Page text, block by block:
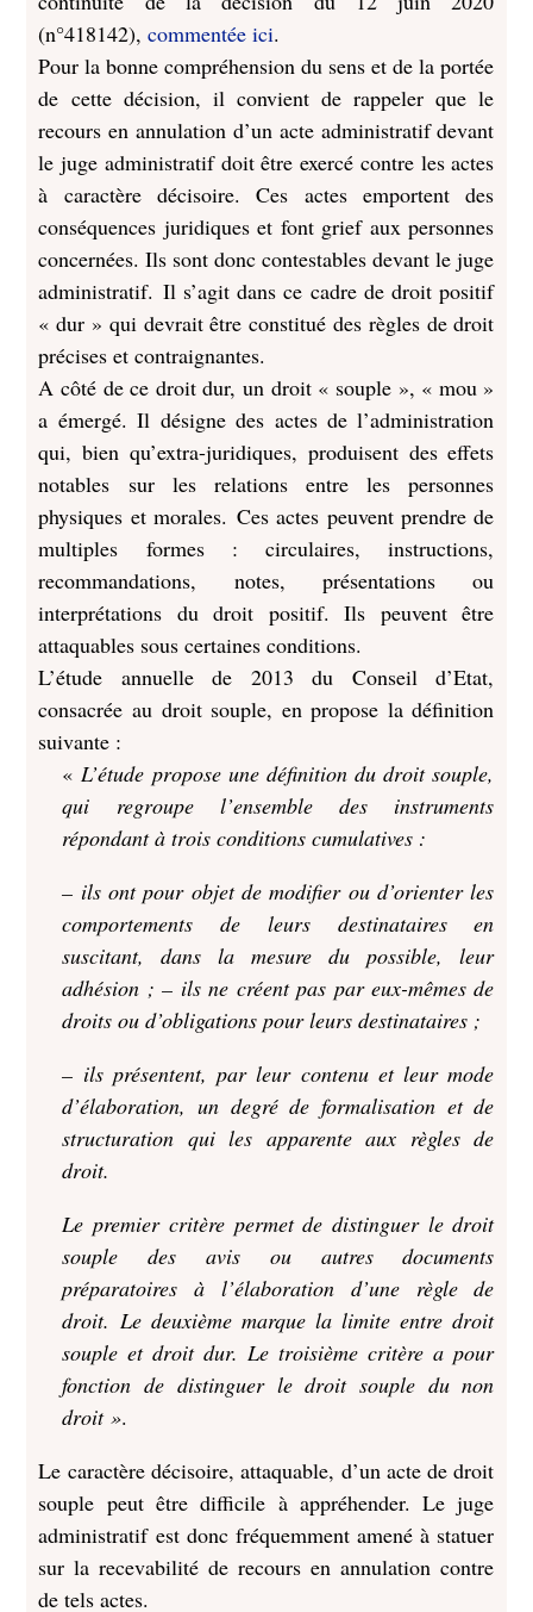
(n°418142),commentée ici.
Pour la bonne compréhension du sens et de la portée
de cette décision, il convient de rappeler que le
recours en annulation d’un acte administratif devant
le juge administratif doit être exercé contre les actes
à caractère décisoire. Ces actes emportent des
conséquences juridiques et font grief aux personnes
concernées. Ils sont donc contestables devant le juge
administratif. Il s’agit dans ce cadre de droit positif
« dur » qui devrait être constitué des règles de droit
précises et contraignantes.
A côté de ce droit dur, un droit « souple », « mou »
a émergé. Il désigne des actes de l’administration
qui, bien qu’extra-juridiques, produisent des effets
notables sur les relations entre les personnes
physiques et morales. Ces actes peuvent prendre de
multiples formes : circulaires, instructions,
recommandations, notes, présentations ou
interprétations du droit positif. Ils peuvent être
attaquables sous certaines conditions.
L’étude annuelle de 2013 du Conseil d’Etat,
consacrée au droit souple, en propose la définition
suivante :
«L’étude propose une définition du droit souple,
qui regroupe l’ensemble des instruments
répondant à trois conditions cumulatives :
– ils ont pour objet de modifier ou d’orienter les
comportements de leurs destinataires en
suscitant, dans la mesure du possible, leur
adhésion ; – ils ne créent pas par eux-mêmes de
droits ou d’obligations pour leurs destinataires ;
– ils présentent, par leur contenu et leur mode
d’élaboration, un degré de formalisation et de
structuration qui les apparente aux règles de
droit.
Le premier critère permet de distinguer le droit
souple des avis ou autres documents
préparatoires à l’élaboration d’une règle de
droit. Le deuxième marque la limite entre droit
souple et droit dur. Le troisième critère a pour
fonction de distinguer le droit souple du non
droit ».
Le caractère décisoire, attaquable, d’un acte de droit
souple peut être difficile à appréhender. Le juge
administratif est donc fréquemment amené à statuer
sur la recevabilité de recours en annulation contre
de tels actes.